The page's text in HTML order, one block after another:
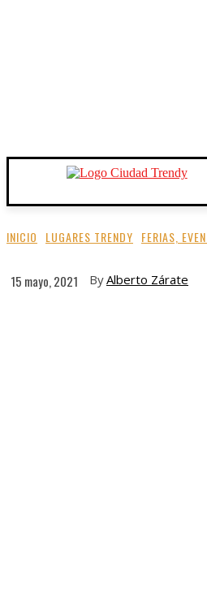
INICIO LUGARES TRENDY FERIAS,
15 mayo, 2021 ByAlberto Zárate